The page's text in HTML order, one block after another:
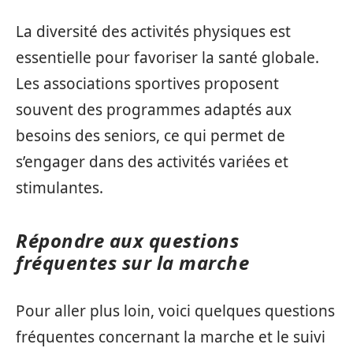
La diversité des activités physiques est
essentielle pour favoriser la santé globale.
Les associations sportives proposent
souvent des programmes adaptés aux
besoins des seniors, ce qui permet de
s’engager dans des activités variées et
stimulantes.
Répondre aux questions
fréquentes sur la marche
Pour aller plus loin, voici quelques questions
fréquentes concernant la marche et le suivi